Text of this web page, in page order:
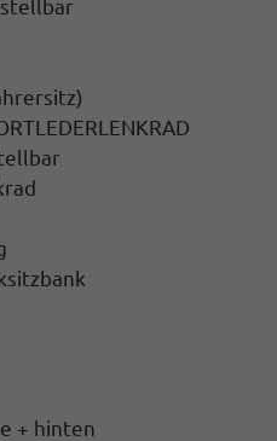
+ hinten